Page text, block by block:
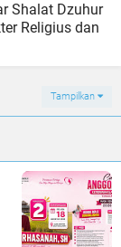
Shalat Dzuhur
Religius dan
Tampilkan